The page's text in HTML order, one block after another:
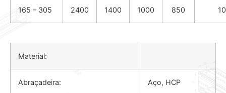
165 – 305 2400 1400 1000 850
Material:
Abraçadeira: Aço, HCP